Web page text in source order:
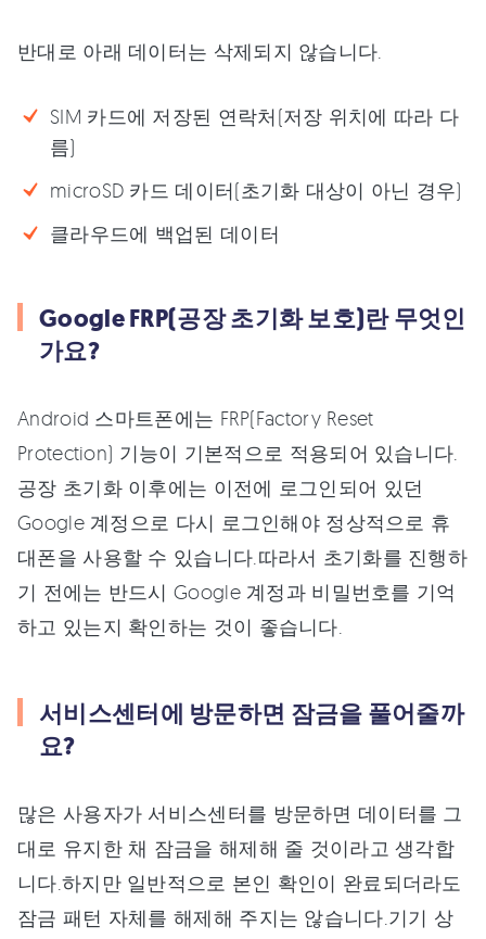
반대로 아래 데이터는 삭제되지 않습니다.
SIM 카드에 저장된 연락처(저장 위치에 따라 다
름)
microSD 카드 데이터(초기화 대상이 아닌 경우)
클라우드에 백업된 데이터
Google FRP(공장 초기화 보호)란 무엇인
가요?
Android 스마트폰에는 FRP(Factory Reset
Protection) 기능이 기본적으로 적용되어 있습니다.
공장 초기화 이후에는 이전에 로그인되어 있던
Google 계정으로 다시 로그인해야 정상적으로 휴
대폰을 사용할 수 있습니다.따라서 초기화를 진행하
기 전에는 반드시 Google 계정과 비밀번호를 기억
하고 있는지 확인하는 것이 좋습니다.
서비스센터에 방문하면 잠금을 풀어줄까
요?
많은 사용자가 서비스센터를 방문하면 데이터를 그
대로 유지한 채 잠금을 해제해 줄 것이라고 생각합
니다.하지만 일반적으로 본인 확인이 완료되더라도
잠금 패턴 자체를 해제해 주지는 않습니다.기기 상